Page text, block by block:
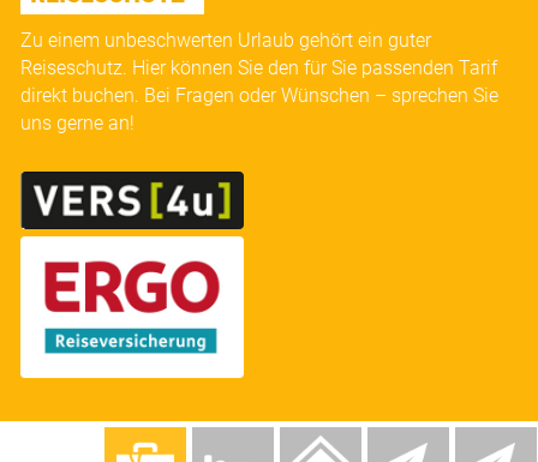
Zu einem unbeschwerten Urlaub gehört ein guter
Reiseschutz. Hier können Sie den für Sie passenden Tarif
direkt buchen. Bei Fragen oder Wünschen – sprechen Sie
uns gerne an!